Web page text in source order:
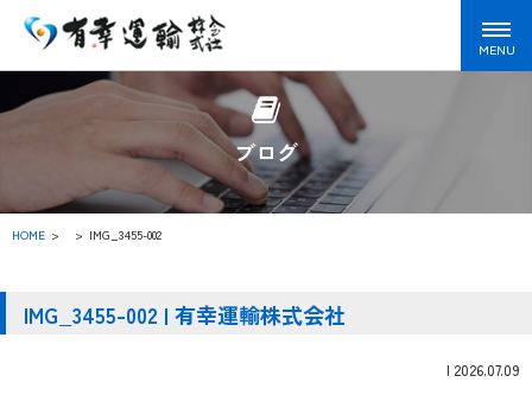
ブログ
HOME > IMG_3455-002
IMG_3455-002 | 有幸運輸株式会社
| 2026.07.09